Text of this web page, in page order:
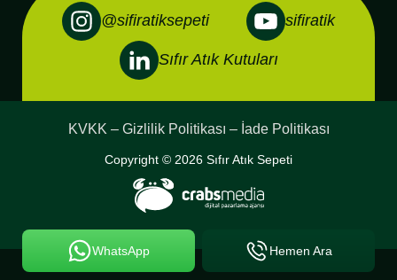
WhatsApp Hemen Ara
@sifiratiksepeti sifiratik
Sıfır Atık Kutuları
KVKK – Gizlilik Politikası – İade Politikası
Copyright © 2026 Sıfır Atık Sepeti